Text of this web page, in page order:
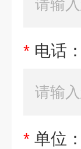
* 电话：
* 单位：